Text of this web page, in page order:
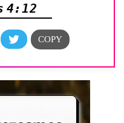
4:12